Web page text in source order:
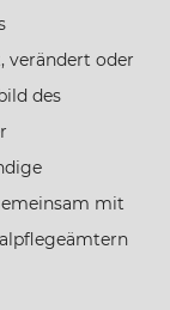
verändert oder
des
mit